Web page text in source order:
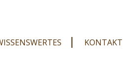
KONTAKT